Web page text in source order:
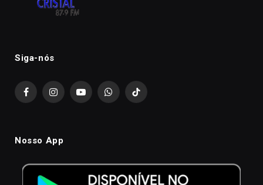
Siga-nós
FacebookInstagramYouTubeWhatsAppTikTok
Nosso App